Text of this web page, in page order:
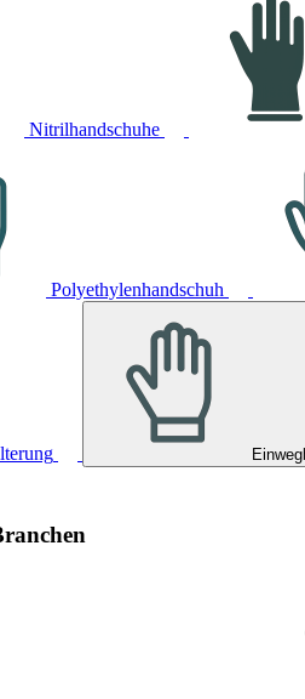
Nitrilhandschuhe
Polyethylenhandschuh